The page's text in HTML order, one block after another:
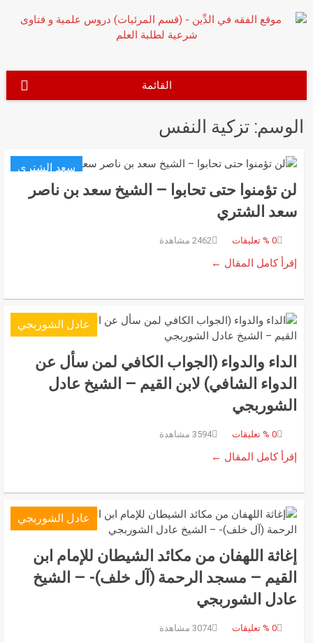
إلى
القائمة
الوسم:تزكية النفس
سعد الشتري
لن تؤمنوا حتى تحابوا – الشيخ سعد بن ناصر
سعد الشتري
0 % تعليقات 2462 مشاهدة
إقرأ كامل المقال ←
عادل الشوربجي
الداء والدواء (الجواب الكافي لمن سأل عن
الدواء الشافي) لابن القيم – الشيخ عادل
الشوربجي
0 % تعليقات 3594 مشاهدة
إقرأ كامل المقال ←
عادل الشوربجي
إغاثة اللهفان من مكائد الشيطان للإمام ابن
القيم – مسجد الرحمة (آل خلف)- – الشيخ
عادل الشوربجي
0 % تعليقات 3074 مشاهدة